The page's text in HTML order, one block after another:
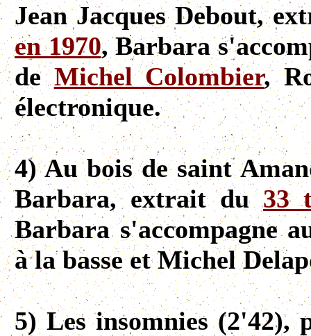
Jean Jacques Debout,
en 1970, Barbara
deMichel Colombier,
électronique.
4) Au bois de saint
Barbara, extrait du33
Barbara s'accompagne
à la basse et Michel
5) Les insomnies (2'42),